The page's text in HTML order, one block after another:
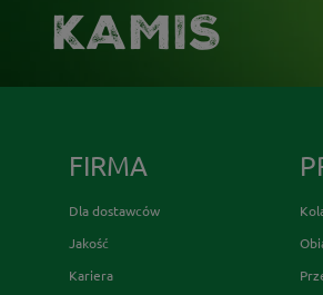
KAMIS
FIRMA
Dla dostawców
Jakość
Kariera